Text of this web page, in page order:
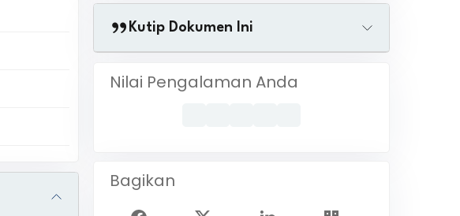
Kutip Dokumen Ini
Nilai Pengalaman Anda
Bagikan